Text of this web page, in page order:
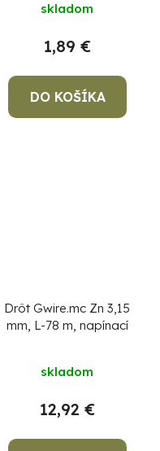
skladom
1,89 €
DO KOŠÍKA
Drôt Gwire.mc Zn 3,15
mm, L-78 m, napínací
skladom
12,92 €